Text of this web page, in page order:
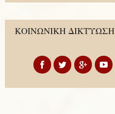
ΚΟΙΝΩΝΙΚΗ ΔΙΚΤΥΩΣΗ